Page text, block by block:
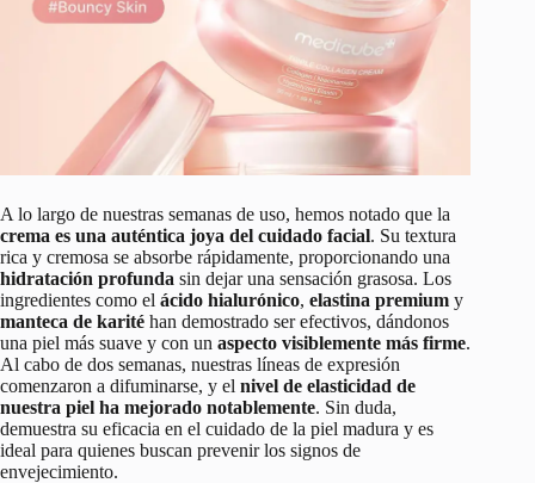
A lo largo de nuestras semanas de uso, hemos notado que la
crema es una auténtica joya del cuidado facial. Su textura
rica y cremosa se absorbe rápidamente, proporcionando una
hidratación profunda sin dejar una sensación grasosa. Los
ingredientes como el ácido hialurónico, elastina premium y
manteca de karité han demostrado ser efectivos, dándonos
una piel más suave y con un aspecto visiblemente más firme.
Al cabo de dos semanas, nuestras líneas de expresión
comenzaron a difuminarse, y el nivel de elasticidad de
nuestra piel ha mejorado notablemente. Sin duda,
demuestra su eficacia en el cuidado de la piel madura y es
ideal para quienes buscan prevenir los signos de
envejecimiento.